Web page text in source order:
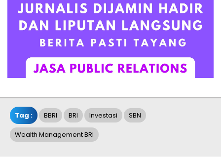
Tag : BBRI BRI Investasi SBN
Wealth Management BRI